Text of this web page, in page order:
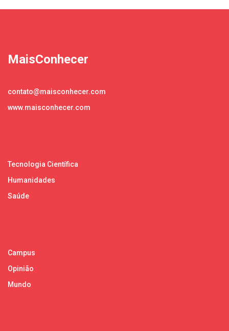
MaisConhecer
contato@maisconhecer.com
www.maisconhecer.com
Tecnologia Científica
Humanidades
Saúde
Campus
Opinião
Mundo